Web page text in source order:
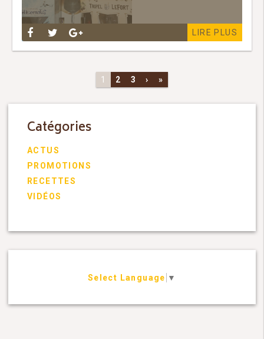
LIRE PLUS
1 2 3 › »
Catégories
ACTUS
PROMOTIONS
RECETTES
VIDÉOS
Select Language ▼